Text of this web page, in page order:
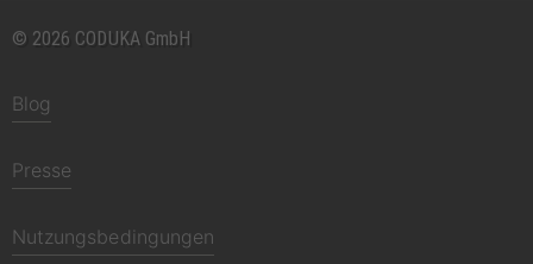
© 2026 CODUKA GmbH
Blog
Presse
Nutzungsbedingungen